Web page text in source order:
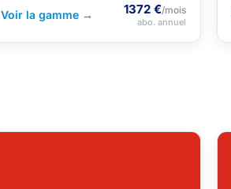
Voir la gamme →
1372 €/mois
abo. annuel